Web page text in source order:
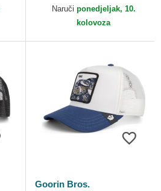
Bros.Naruči ponedjeljak, 10.
kolovoza
Goorin Bros.